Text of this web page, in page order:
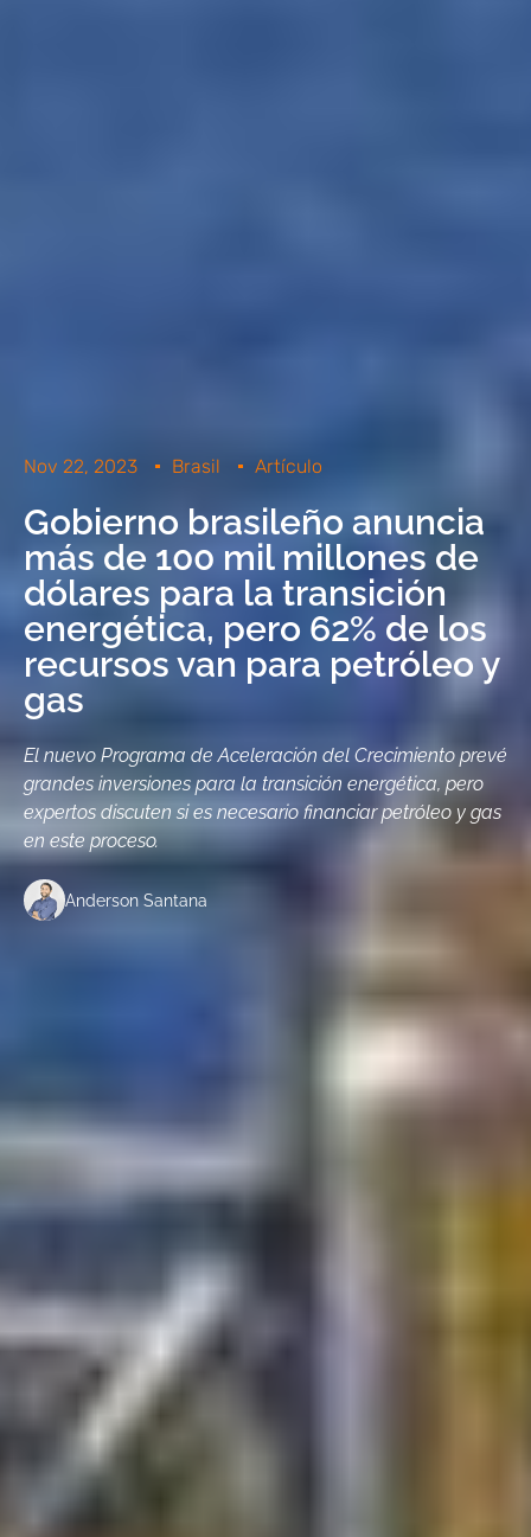
Nov 22, 2023 Brasil Artículo
Gobierno brasileño anuncia
más de 100 mil millones de
dólares para la transición
energética, pero 62% de los
recursos van para petróleo y
gas
El nuevo Programa de Aceleración del Crecimiento prevé
grandes inversiones para la transición energética, pero
expertos discuten si es necesario financiar petróleo y gas
en este proceso.
Anderson Santana